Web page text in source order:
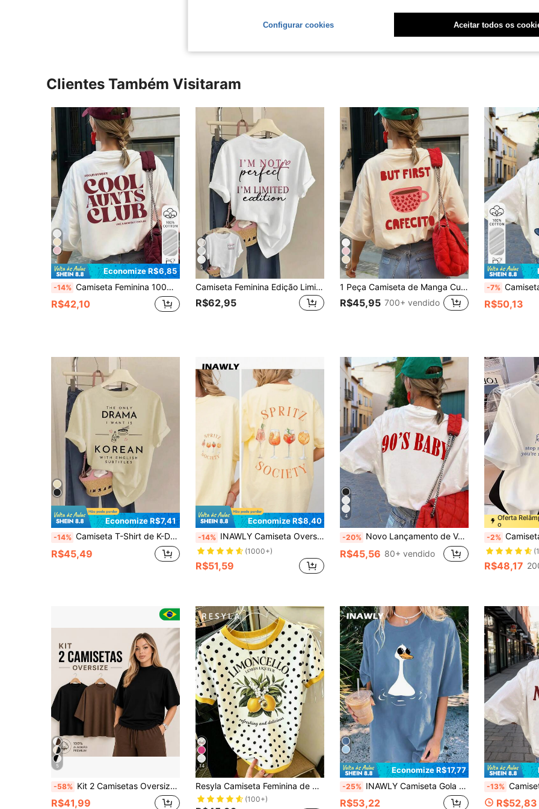
Clientes Também Visitaram
Economize R$6,85
-14% Camiseta Feminina 100% Algodão Puro Estampa de Letra Cool Aunt Club Solta, Confortável Respirável Estilo de Rua Casual Presente Familiar Verão Branco
R$42,10
5
Camiseta Feminina Edição Limitada Impressa | Eu Não Sou Perfeita, Casual Gola Redonda Manga Curta, Fashionable para Primavera/Verão Branca
R$62,95
4
1 Peça Camiseta de Manga Curta com Gola Redonda de Verão, Coração Rosa & Xícara de Café, Estampa de Letra em Inglês, Camiseta Casual Solta e Confortável para Amantes de Café, Adequada para Rua, Uso Diário, Festival de Música, Festa, Feriado
R$45,95 700+ vendido
-7% Camiseta de Algodão Macia e Respirável,
R$50,13
Economize R$7,41
-14% Camiseta T-Shirt de K-Drama Feminina - Texto em Coreano e Impressão de Citação de K-Drama, Manga Curta Gola Redonda Camiseta Casual, Com Frase em Coreano (Legenda em Coreano/Legenda em Inglês) Branco Verão
R$45,49
Economize R$8,40
-14% INAWLY Camiseta Oversized Gráfica com Ombros Caídos e Gráficos de Coquetel e Letra, Blusas Femininas Gráficas
(1000+)
R$51,59
4
-20% Novo Lançamento de Verão Camiseta Casual de Manga Curta com Gola Redonda, Estampa de Letra Rosa em Estilo Minimalista e Americano, Versátil e Adequada para Mulheres
R$45,56 80+ vendido
Oferta
o
-2% Camiseta Feminina Engraçada 2025 com
R$48,17
5
-58% Kit 2 Camisetas Oversize Femininas em Algodão Premium – Estilo Casual Minimalista para Dia a Dia, Streetwear e Looks Urbanos
R$41,99
14
Resyla Camiseta Feminina de Manga Curta com Gola Redonda, Estampa de Letra e Fruta, Recorte Contrastante, Camisetas Gráficas Femininas de Verão
(100+)
Economize R$17,77
-25% INAWLY Camiseta Gola Redonda Solta com Estampa de Pato Cartoon, Camisetas Gráficas Femininas de Verão
R$53,22
-13% Camiseta Feminina Branca de Verão
R$52,83
Configurar cookies Aceitar todos os